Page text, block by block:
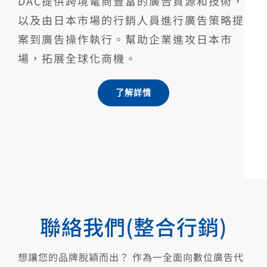
以及由日本市場的行銷人員進行廣告策略提
案到廣告操作執行。幫助企業進攻日本市
場，拓展全球化商機。
了解詳情
聯絡我們(整合行銷)
想讓您的品牌脫穎而出？ 作為一全面向數位廣告代